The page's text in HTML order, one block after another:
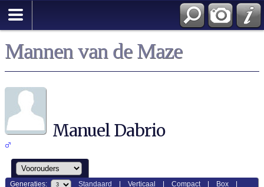
Mannen van de Maze
Manuel Dabrio
Generaties: Standaard |Verticaal |Compact| Box